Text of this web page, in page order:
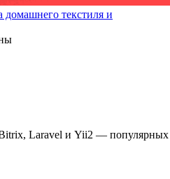
домашнего текстиля и
Laravel и Yii2 — популярных